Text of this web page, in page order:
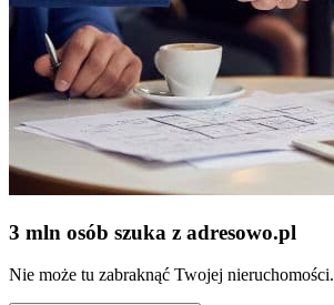
3 mln osób szuka z adresowo.pl
Nie może tu zabraknąć Twojej nieruchomości.